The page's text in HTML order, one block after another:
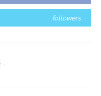
followers
-